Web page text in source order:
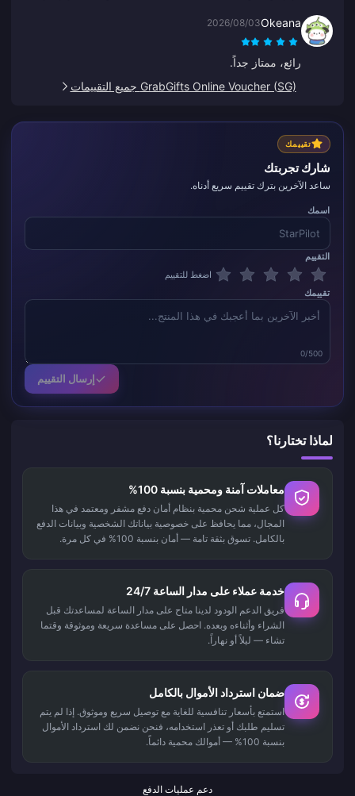
Okeana
2026/08/03
رائع، ممتاز جداً.
GrabGifts Online Voucher (SG) جميع التقييمات
تقييمك
شارك تجربتك
ساعد الآخرين بترك تقييم سريع أدناه.
اسمك
التقييم
اضغط للتقييم
تقييمك
0/500
إرسال التقييم
لماذا تختارنا؟
معاملات آمنة ومحمية بنسبة 100%
كل عملية شحن محمية بنظام أمان دفع مشفر ومعتمد في هذا
المجال، مما يحافظ على خصوصية بياناتك الشخصية وبيانات الدفع
بالكامل. تسوق بثقة تامة — أمان بنسبة 100% في كل مرة.
خدمة عملاء على مدار الساعة 24/7
فريق الدعم الودود لدينا متاح على مدار الساعة لمساعدتك قبل
الشراء وأثناءه وبعده. احصل على مساعدة سريعة وموثوقة وقتما
تشاء — ليلاً أو نهاراً.
ضمان استرداد الأموال بالكامل
استمتع بأسعار تنافسية للغاية مع توصيل سريع وموثوق. إذا لم يتم
تسليم طلبك أو تعذر استخدامه، فنحن نضمن لك استرداد الأموال
بنسبة 100% — أموالك محمية دائماً.
دعم عمليات الدفع